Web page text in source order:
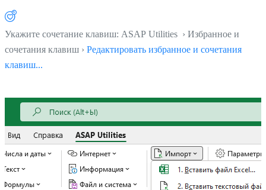
Укажите сочетание клавиш: ASAP Utilities › Избранное и
сочетания клавиш › Редактировать избранное и сочетания
клавиш...